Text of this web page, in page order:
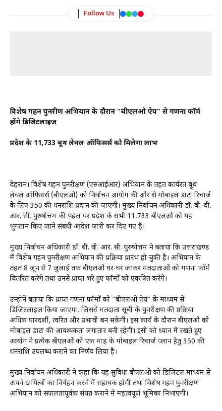
Follow Us
विशेष गहन पुनरीक्षण अभियान के दौरान “बीएलओ ऐप” से गणना फॉर्म
होंगे डिजिटलाइज
प्रदेश के 11,733 बूथ लेवल ऑफिसर्स को मिलेगा लाभ
देहरादून। विशेष गहन पुनरीक्षण (एसआईआर) अभियान के तहत कार्यरत बूथ
लेवल ऑफिसर्स (बीएलओ) को निर्वाचन आयोग की ओर से मोबाइल डाटा रिचार्ज
के लिए ₹350 की धनराशि प्रदान की जाएगी। मुख्य निर्वाचन अधिकारी डॉ. बी. वी.
आर. सी. पुरुषोत्तम की पहल पर प्रदेश के सभी 11,733 बीएलओ को यह
भुगतान किए जाने संबंधी आदेश जारी कर दिए गए हैं।
मुख्य निर्वाचन अधिकारी डॉ. बी. वी. आर. सी. पुरुषोत्तम ने बताया कि उत्तराखण्ड
में विशेष गहन पुनरीक्षण अभियान की प्रक्रिया प्रारंभ हो चुकी है। अभियान के
तहत 8 जून से 7 जुलाई तक बीएलओ घर-घर जाकर मतदाताओं को गणना फॉर्म
वितरित करेंगे तथा उनसे प्राप्त भरे हुए फॉर्मों को एकत्रित करेंगे।
उन्होंने बताया कि प्राप्त गणना फॉर्मों को “बीएलओ ऐप” के माध्यम से
डिजिटलाइज किया जाएगा, जिससे मतदाता सूची के पुनरीक्षण की प्रक्रिया
अधिक पारदर्शी, त्वरित और प्रभावी बन सकेगी। इस कार्य के दौरान बीएलओ को
मोबाइल डाटा की आवश्यकता लगातार बनी रहेगी। इसी को ध्यान में रखते हुए
आयोग ने प्रत्येक बीएलओ को एक माह के मोबाइल रिचार्ज प्लान हेतु ₹350 की
धनराशि उपलब्ध कराने का निर्णय लिया है।
मुख्य निर्वाचन अधिकारी ने कहा कि यह सुविधा बीएलओ को डिजिटल माध्यम से
अपने दायित्वों का निर्वहन करने में सहायक होगी तथा विशेष गहन पुनरीक्षण
अभियान को सफलतापूर्वक संपन्न कराने में महत्वपूर्ण भूमिका निभाएगी।